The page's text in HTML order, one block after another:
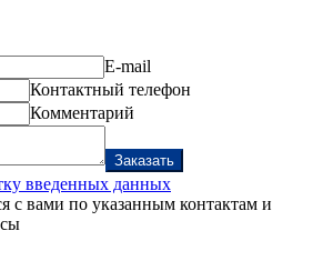
E-mail
Контактный телефон
Комментарий
Заказать
введенных данных
с вами по указанным контактам и